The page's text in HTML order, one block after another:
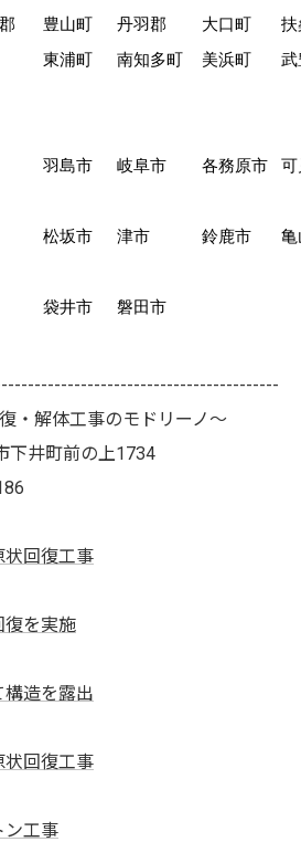
豊山町 丹羽郡 大口町
扶
東浦町 南知多町 美浜町
武
羽島市 岐阜市 各務原市
可
松坂市 津市 鈴鹿市
亀
袋井市 磐田市
・解体工事のモドリーノ～
下井町前の上1734
状回復工事
復を実施
造を露出
状回復工事
ン工事